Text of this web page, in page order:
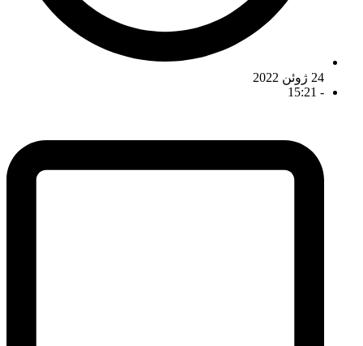
24 ژوئن 2022
-
15:21